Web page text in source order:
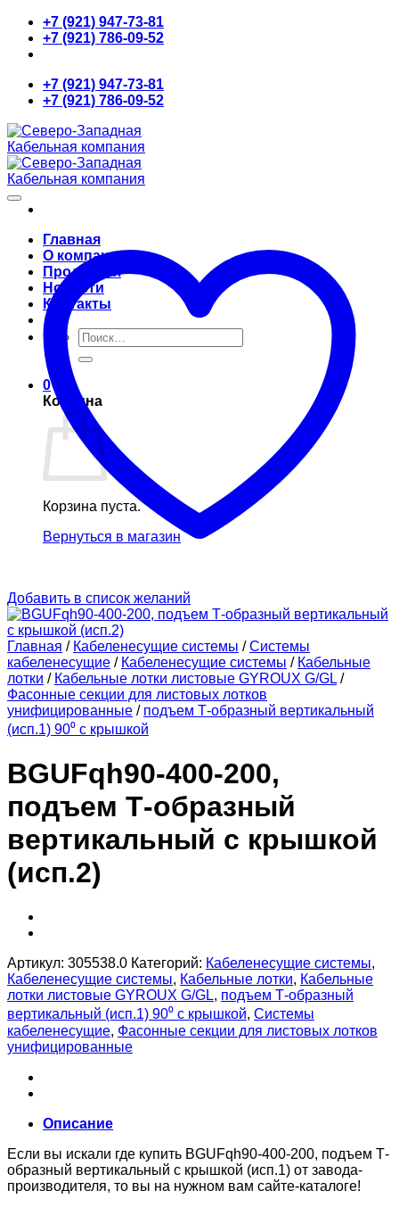
Skip
content
+7 (921) 947-73-81
+7 (921) 786-09-52
+7 (921) 947-73-81
+7 (921) 786-09-52
Главная
О компании
Продукция
Новости
Контакты
Искать:
0
Корзина
Корзина пуста.
Вернуться в магазин
Добавить в список желаний
Главная / Кабеленесущие системы / Системы
кабеленесущие / Кабеленесущие системы / Кабельные
лотки / Кабельные лотки листовые GYROUX G/GL /
Фасонные секции для листовых лотков
унифицированные / подъем Т-образный вертикальный
(исп.1) 90⁰ с крышкой
BGUFqh90-400-200,
подъем Т-образный
вертикальный с крышкой
(исп.2)
Артикул: 305538.0 Категорий: Кабеленесущие системы,
Кабеленесущие системы, Кабельные лотки, Кабельные
лотки листовые GYROUX G/GL, подъем Т-образный
вертикальный (исп.1) 90⁰ с крышкой, Системы
кабеленесущие, Фасонные секции для листовых лотков
унифицированные
Описание
Если вы искали где купить BGUFqh90-400-200, подъем Т-
образный вертикальный с крышкой (исп.1) от завода-
производителя, то вы на нужном вам сайте-каталоге!